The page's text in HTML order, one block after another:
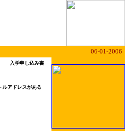
06-01-2006
入学申し込み書
アドレスがある